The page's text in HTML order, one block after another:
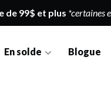
de 99$ et plus *certaines
En solde Blogue